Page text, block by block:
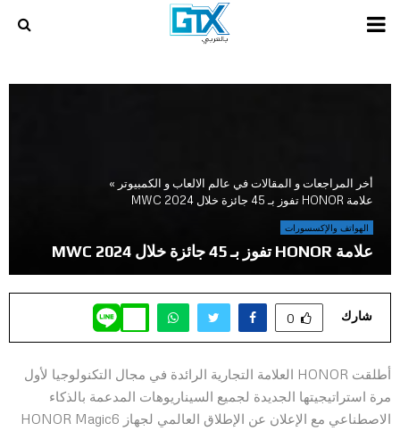
PRIMARY
أخر المراجعات و المقالات في عالم الالعاب و الكمبيوتر »
علامة HONOR تفوز بـ 45 جائزة خلال MWC 2024
الهواتف والإكسسورات
علامة HONOR تفوز بـ 45 جائزة خلال MWC 2024
شارك 0
أطلقت HONOR العلامة التجارية الرائدة في مجال التكنولوجيا لأول
مرة استراتيجيتها الجديدة لجميع السيناريوهات المدعمة بالذكاء
الاصطناعي مع الإعلان عن الإطلاق العالمي لجهاز HONOR Magic6